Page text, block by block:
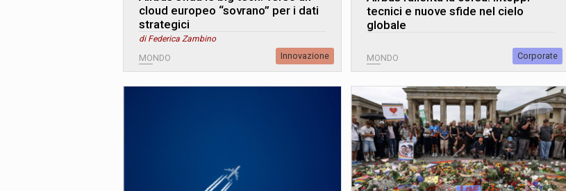
cloud europeo “sovrano” per i dati
strategici
di Federica Zambino
MONDO Innovazione
tecnici e nuove sfide nel cielo
globale
MONDO Corporate